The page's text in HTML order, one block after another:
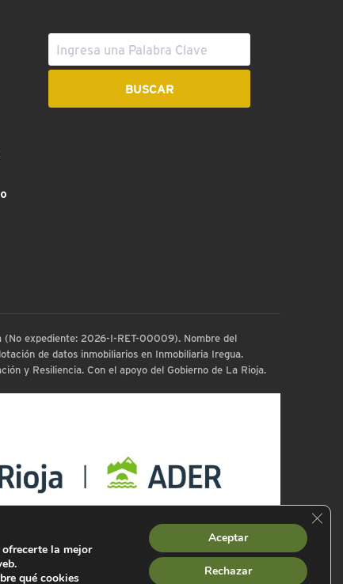
(No expediente: 2026-I-RET-00009). Nombre del
de datos inmobiliarios en Inmobiliaria Iregua.
y Resiliencia. Con el apoyo del Gobierno de La Rioja.
la mejor
qué cookies
Aceptar
Rechazar